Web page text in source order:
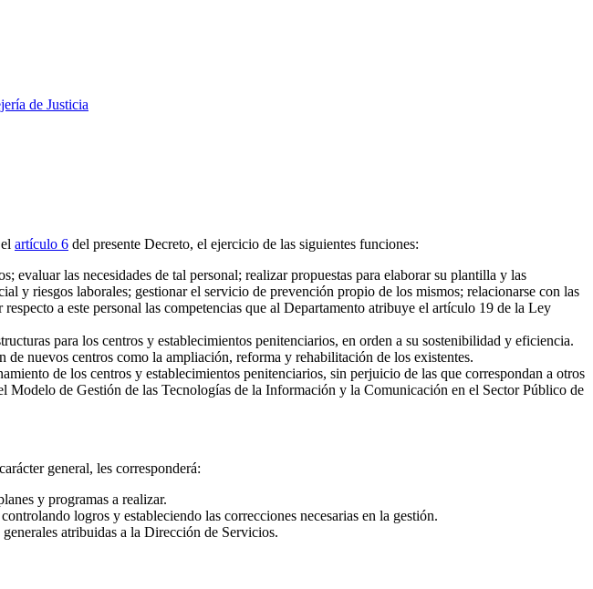
de Justicia
artículo 6 del presente Decreto, el ejercicio de las siguientes funciones:
evaluar las necesidades de tal personal; realizar propuestas para elaborar su plantilla y las
y riesgos laborales; gestionar el servicio de prevención propio de los mismos; relacionarse con las
a este personal las competencias que al Departamento atribuye el artículo 19 de la Ley
para los centros y establecimientos penitenciarios, en orden a su sostenibilidad y eficiencia.
nuevos centros como la ampliación, reforma y rehabilitación de los existentes.
de los centros y establecimientos penitenciarios, sin perjuicio de las que correspondan a otros
de Gestión de las Tecnologías de la Información y la Comunicación en el Sector Público de
general, les corresponderá:
y programas a realizar.
logros y estableciendo las correcciones necesarias en la gestión.
atribuidas a la Dirección de Servicios.